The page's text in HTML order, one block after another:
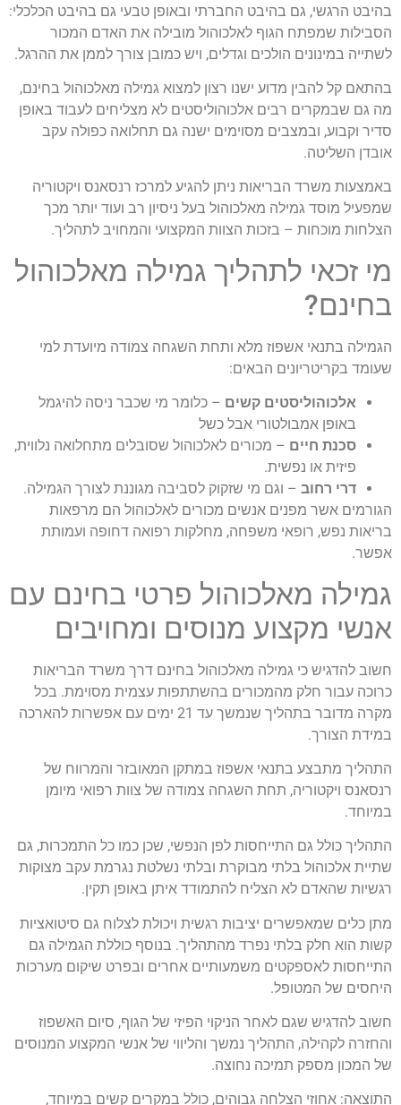
בהיבט הרגשי, גם בהיבט החברתי ובאופן טבעי גם בהיבט הכלכלי:
הסבילות שמפתח הגוף לאלכוהול מובילה את האדם המכור
לשתייה במינונים הולכים וגדלים, ויש כמובן צורך לממן את ההרגל.
בהתאם קל להבין מדוע ישנו רצון למצוא גמילה מאלכוהול בחינם,
מה גם שבמקרים רבים אלכוהוליסטים לא מצליחים לעבוד באופן
סדיר וקבוע, ובמצבים מסוימים ישנה גם תחלואה כפולה עקב
אובדן השליטה.
באמצעות משרד הבריאות ניתן להגיע למרכז רנסאנס ויקטוריה
שמפעיל מוסד גמילה מאלכוהול בעל ניסיון רב ועוד יותר מכך
הצלחות מוכחות – בזכות הצוות המקצועי והמחויב לתהליך.
מי זכאי לתהליך גמילה מאלכוהול
בחינם?
הגמילה בתנאי אשפוז מלא ותחת השגחה צמודה מיועדת למי
שעומד בקריטריונים הבאים:
אלכוהוליסטים קשים – כלומר מי שכבר ניסה להיגמל
באופן אמבולטורי אבל כשל
סכנת חיים – מכורים לאלכוהול שסובלים מתחלואה נלווית,
פיזית או נפשית.
דרי רחוב – וגם מי שזקוק לסביבה מגוננת לצורך הגמילה.
הגורמים אשר מפנים אנשים מכורים לאלכוהול הם מרפאות
בריאות נפש, רופאי משפחה, מחלקות רפואה דחופה ועמותת
אפשר.
גמילה מאלכוהול פרטי בחינם עם
אנשי מקצוע מנוסים ומחויבים
חשוב להדגיש כי גמילה מאלכוהול בחינם דרך משרד הבריאות
כרוכה עבור חלק מהמכורים בהשתתפות עצמית מסוימת. בכל
מקרה מדובר בתהליך שנמשך עד 21 ימים עם אפשרות להארכה
במידת הצורך.
התהליך מתבצע בתנאי אשפוז במתקן המאובזר והמרווח של
רנסאנס ויקטוריה, תחת השגחה צמודה של צוות רפואי מיומן
במיוחד.
התהליך כולל גם התייחסות לפן הנפשי, שכן כמו כל התמכרות, גם
שתיית אלכוהול בלתי מבוקרת ובלתי נשלטת נגרמת עקב מצוקות
רגשיות שהאדם לא הצליח להתמודד איתן באופן תקין.
מתן כלים שמאפשרים יציבות רגשית ויכולת לצלוח גם סיטואציות
קשות הוא חלק בלתי נפרד מהתהליך. בנוסף כוללת הגמילה גם
התייחסות לאספקטים משמעותיים אחרים ובפרט שיקום מערכות
היחסים של המטופל.
חשוב להדגיש שגם לאחר הניקוי הפיזי של הגוף, סיום האשפוז
והחזרה לקהילה, התהליך נמשך והליווי של אנשי המקצוע המנוסים
של המכון מספק תמיכה נחוצה.
התוצאה: אחוזי הצלחה גבוהים, כולל במקרים קשים במיוחד,